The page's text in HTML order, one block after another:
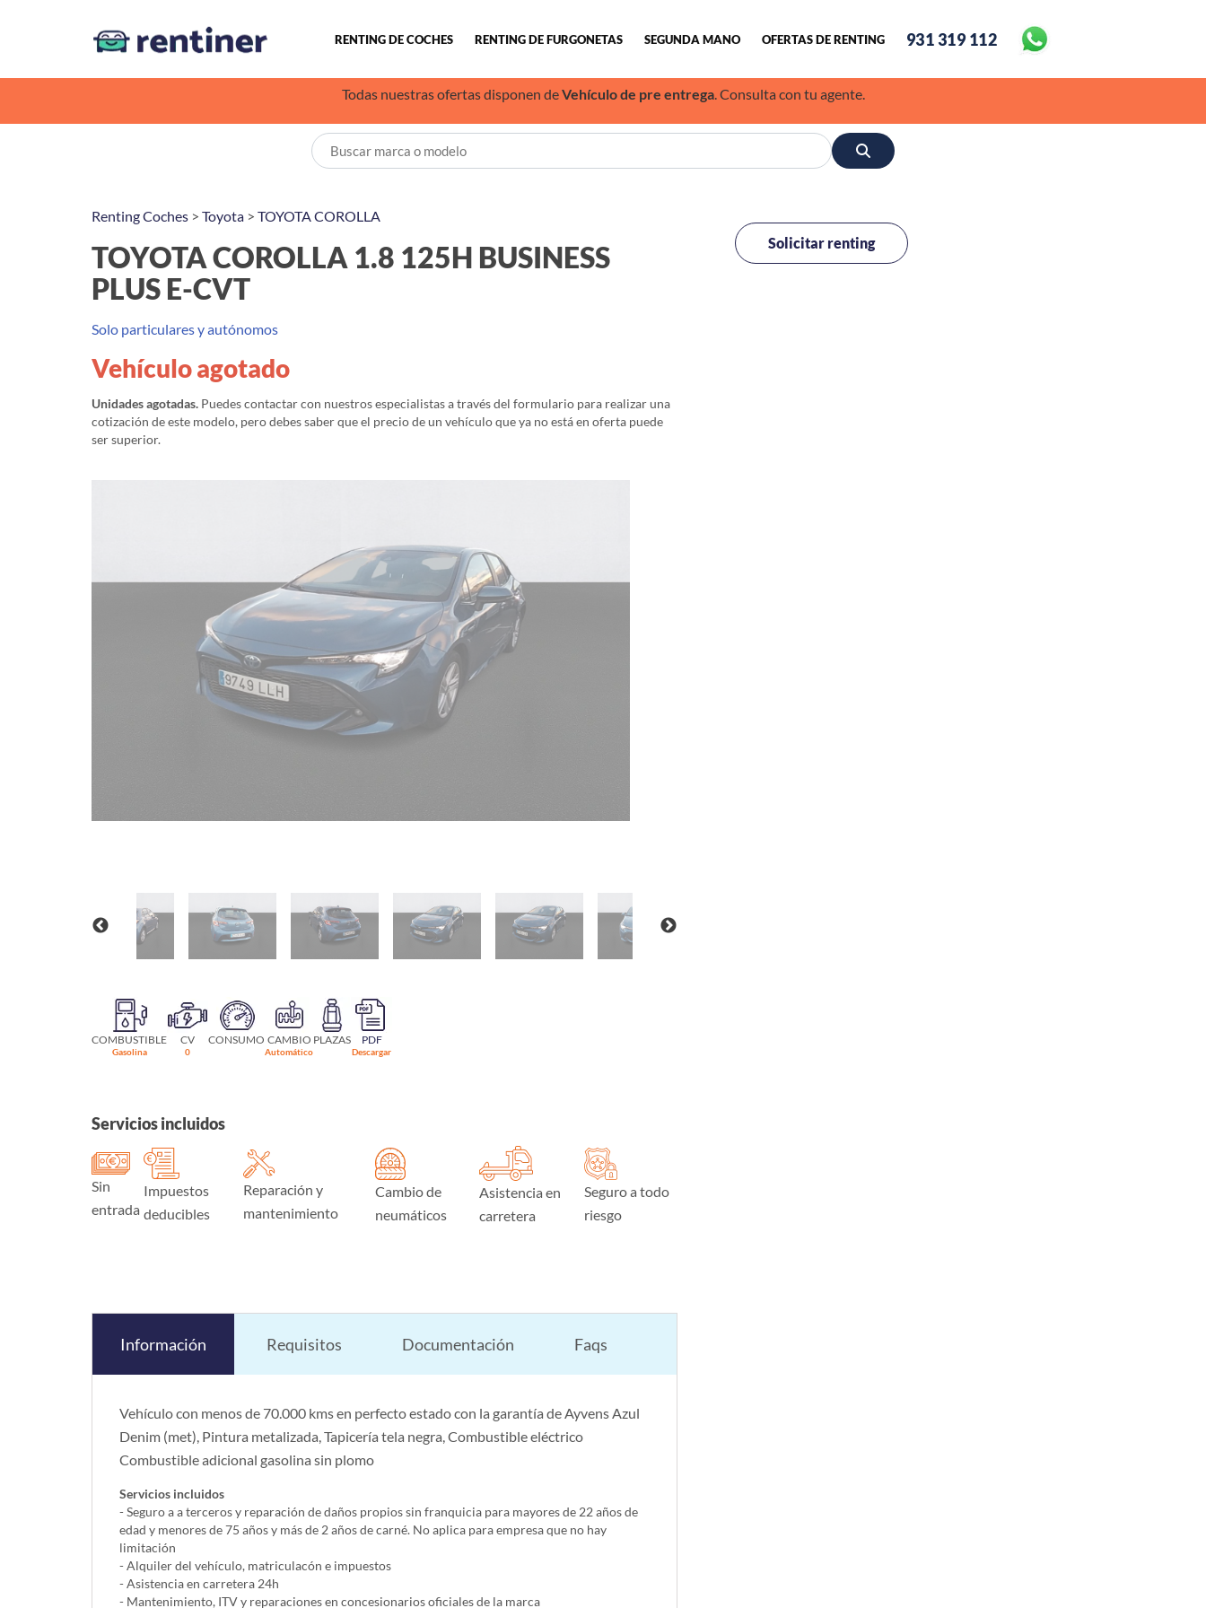
RENTING DE COCHES RENTING DE FURGONETAS SEGUNDA MANO OFERTAS DE RENTING 931 319 112
Todas nuestras ofertas disponen deVehículo de pre entrega. Consulta con tu agente.
Renting Coches > Toyota > TOYOTA COROLLA
TOYOTA COROLLA 1.8 125H BUSINESS
PLUS E-CVT
Solo particulares y autónomos
Vehículo agotado
Unidades agotadas. Puedes contactar con nuestros especialistas a través del formulario para realizar una
cotización de este modelo, pero debes saber que el precio de un vehículo que ya no está en oferta puede
ser superior.
COMBUSTIBLE
Gasolina
CV
0
CONSUMO CAMBIO
Automático
PLAZAS PDF
Descargar
Servicios incluidos
Sin
entrada
Impuestos
deducibles
Reparación y
mantenimiento
Cambio de
neumáticos
Asistencia en
carretera
Seguro a todo
riesgo
Información Requisitos Documentación Faqs
Vehículo con menos de 70.000 kms en perfecto estado con la garantía de Ayvens Azul
Denim (met), Pintura metalizada, Tapicería tela negra, Combustible eléctrico
Combustible adicional gasolina sin plomo
Servicios incluidos
- Seguro a a terceros y reparación de daños propios sin franquicia para mayores de 22 años de
edad y menores de 75 años y más de 2 años de carné. No aplica para empresa que no hay
limitación
- Alquiler del vehí­culo, matriculacón e impuestos
- Asistencia en carretera 24h
- Mantenimiento, ITV y reparaciones en concesionarios oficiales de la marca
Solicitar renting